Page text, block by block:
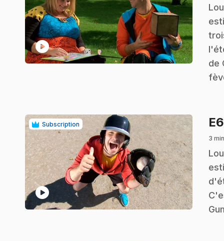
play_circle
.
de
Subscription
play_circle
E6
3
.